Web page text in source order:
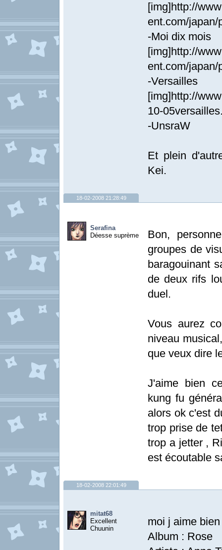
[img]http://
ent.com/
-Moi dix mois
[img]http://
ent.com/
-Versailles
[img]http://
10-
-UnsraW
Et plein
Kei.
18-02-2008 21:28:49
Serafina
Déesse suprème
Bon,
groupes de
baragouinant
de deux rifs
duel.
Vous aurez
niveau
que veux dire
J'aime bien
kung fu
alors ok c'est
trop prise de
trop a jetter ,
est écoutable
18-02-2008 22:01:49
mitat68
Excellent
Chuunin
moi j aime
Album : Rose